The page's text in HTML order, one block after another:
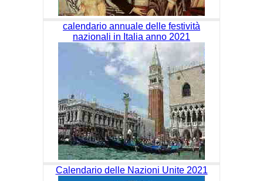
calendario annuale delle festività
nazionali in Italia anno 2021
Calendario delle Nazioni Unite 2021